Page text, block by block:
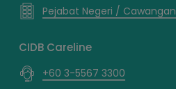
Pejabat Negeri / Cawangan
CIDB Careline
+60 3-5567 3300